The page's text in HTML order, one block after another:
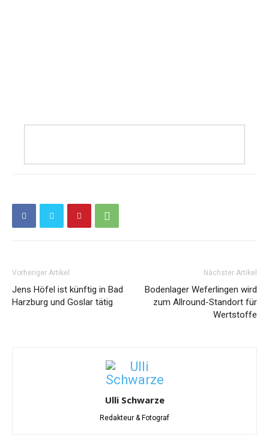
Vorheriger Artikel
Jens Höfel ist künftig in Bad
Harzburg und Goslar tätig
Nächster Artikel
Bodenlager Weferlingen wird
zum Allround-Standort für
Wertstoffe
Ulli Schwarze
Redakteur & Fotograf